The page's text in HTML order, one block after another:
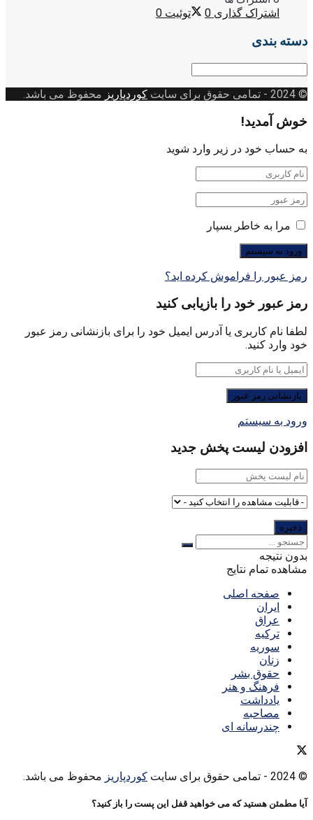
اشتراک گذاری 0 توئیت 0
دسته بندی
دسته
© 2024
- تمامی حقوق برای سایت کوردپاریز محفوظ می باشد.
خوش آمدید!
به حساب خود در زیر وارد شوید
مرا به خاطر بسپار
رمز عبور را فراموش کرده اید؟
رمز عبور خود را بازیابی کنید
لطفا نام کاربری یا آدرس ایمیل خود را برای بازنشانی رمز عبور
خود وارد کنید.
ورود به سیستم
افزودن لیست پخش جدید
بدون نتیجه
مشاهده تمام نتایج
صفحه اصلی
ایران
عراق
ترکیه
سوریه
زنان
حقوق بشر
فرهنگ و هنر
یادداشت
مصاحبه
چندرسانه ای
© 2024 - تمامی حقوق برای سایت کوردپاریز محفوظ می باشد.
آیا مطمئن هستید که می خواهید قفل این پست را باز کنید؟